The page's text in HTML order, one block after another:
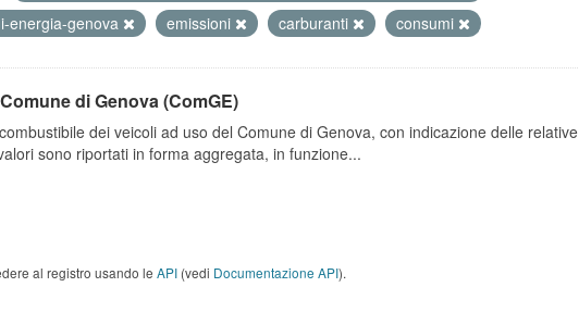
energia-genova emissioni carburanti consumi
di Genova (ComGE)
dei veicoli ad uso del Comune di Genova, con indicazione delle relative
sono riportati in forma aggregata, in funzione...
al registro usando le API (vedi Documentazione API).